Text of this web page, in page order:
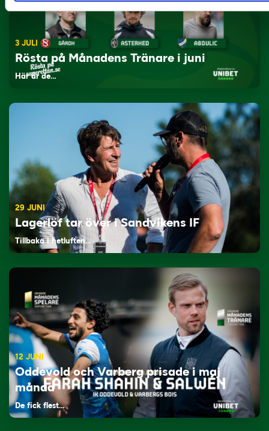
3 JULI
Rösta på Månadens Tränare i juni
Här är de…
29 JUNI
Lagerlöf tar över i Sandvikens IF
Tillbaka i hetluften…
12 JUNI
Oddevold och Varberg prisade i maj
månad
De fick flest…